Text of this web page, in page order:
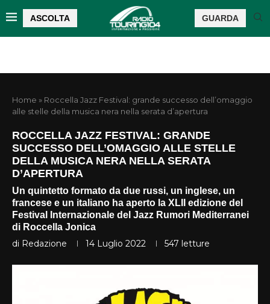
ASCOLTA GUARDA
Home » Roccella Jazz Festival: grande successo dell’omaggio
alle stelle della musica nera nella serata d’apertura
ROCCELLA JAZZ FESTIVAL: GRANDE
SUCCESSO DELL’OMAGGIO ALLE STELLE
DELLA MUSICA NERA NELLA SERATA
D’APERTURA
Un quintetto formato da due russi, un inglese, un
francese e un italiano ha aperto la XLII edizione del
Festival Internazionale del Jazz Rumori Mediterranei
di Roccella Jonica
di Redazione 14 Luglio 2022 547 letture